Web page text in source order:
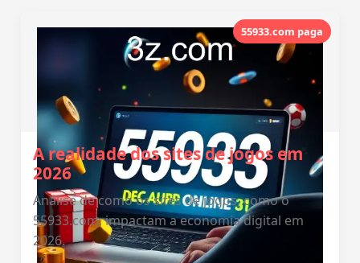
55933.com paga
A realidade dos sites de jogos em
2026
Análise de como os sites de jogos, como o
55933.com, impactam a economia digital em
2026.